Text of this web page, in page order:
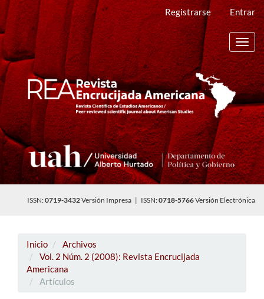
Navegación
principal
Contenido
principal
Barra
lateral
Registrarse Entrar
ISSN:0719-3432Versión Impresa | ISSN:0718-5766Versión Electrónica
Inicio
Archivos
Vol. 2 Núm. 2 (2008): Revista Encrucijada
Americana
Artículos